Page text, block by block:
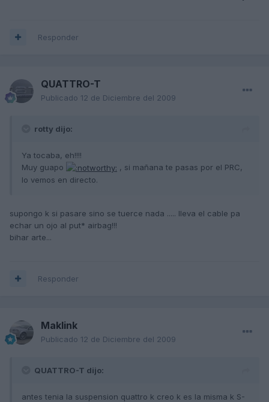
Responder
QUATTRO-T
Publicado 12 de Diciembre del 2009
rotty dijo:
Ya tocaba, eh!!!!
Muy guapo
, si mañana te pasas por el PRC,
lo vemos en directo.
supongo k si pasare sino se tuerce nada ..... lleva el cable pa
echar un ojo al put* airbag!!!
bihar arte...
Responder
Maklink
Publicado 12 de Diciembre del 2009
QUATTRO-T dijo:
antes tenia la suspension quattro k creo k es la misma k S-